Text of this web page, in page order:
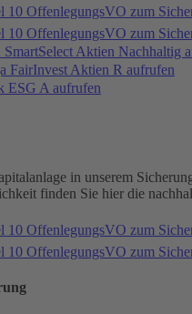
10 OffenlegungsVO zum
10 OffenlegungsVO zum
Aktien Nachhaltig
FairInvest Aktien R aufrufen
ESG A aufrufen
in unserem
finden Sie hier die
10 OffenlegungsVO zum
10 OffenlegungsVO zum